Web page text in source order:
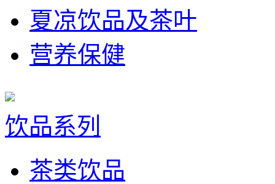
夏凉饮品及茶叶
营养保健
饮品系列
茶类饮品